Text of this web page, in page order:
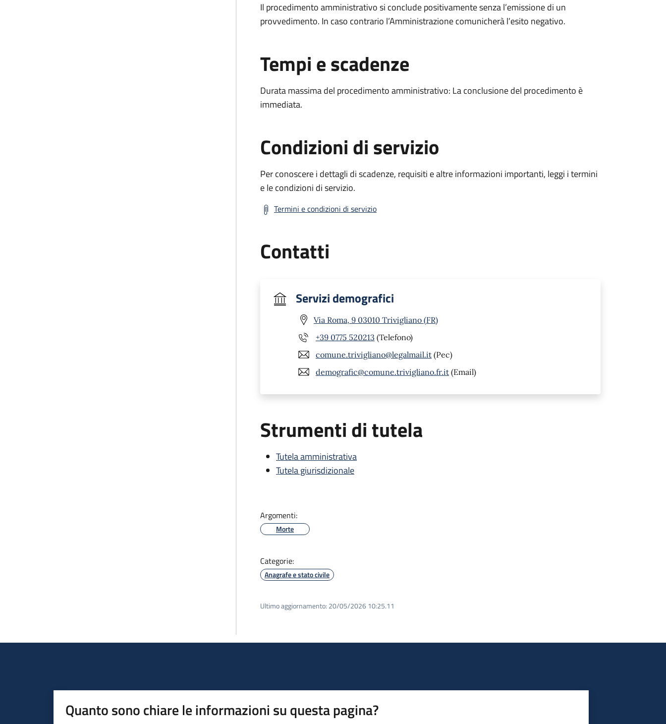
Il procedimento amministrativo si conclude positivamente senza l’emissione di un
provvedimento. In caso contrario l’Amministrazione comunicherà l’esito negativo.
Tempi e scadenze
Durata massima del procedimento amministrativo: La conclusione del procedimento è
immediata.
Condizioni di servizio
Per conoscere i dettagli di scadenze, requisiti e altre informazioni importanti, leggi i termini
e le condizioni di servizio.
Termini e condizioni di servizio
Contatti
Servizi demografici
Via Roma, 9 03010 Trivigliano (FR)
+39 0775 520213 (Telefono)
comune.trivigliano@legalmail.it (Pec)
demografic@comune.trivigliano.fr.it (Email)
Strumenti di tutela
Tutela amministrativa
Tutela giurisdizionale
Argomenti:
Morte
Categorie:
Anagrafe e stato civile
Ultimo aggiornamento: 20/05/2026 10:25.11
Quanto sono chiare le informazioni su questa pagina?